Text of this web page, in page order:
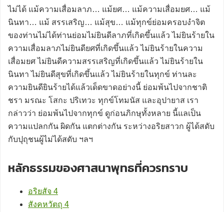
ไม่ได้ แม้ความเสื่อมลาภ… แม้ยศ… แม้ความเสื่อมยศ… แม้
นินทา… แม้ สรรเสริญ… แม้สุข… แม้ทุกข์ย่อมครอบงำจิต
ของท่านไม่ได้ท่านย่อมไม่ยินดีลาภที่เกิดขึ้นแล้ว ไม่ยินร้ายใน
ความเสื่อมลาภไม่ยินดียศที่เกิดขึ้นแล้ว ไม่ยินร้ายในความ
เสื่อมยศ ไม่ยินดีความสรรเสริญที่เกิดขึ้นแล้ว ไม่ยินร้ายใน
นินทา ไม่ยินดีสุขที่เกิดขึ้นแล้ว ไม่ยินร้ายในทุกข์ ท่านละ
ความยินดียินร้ายได้แล้วเด็ดขาดอย่างนี้ ย่อมพ้นไปจากชาติ
ชรา มรณะ โสกะ ปริเทวะ ทุกข์โทมนัส และอุปายาส เรา
กล่าวว่า ย่อมพ้นไปจากทุกข์ ดูก่อนภิกษุทั้งหลาย นี้แลเป็น
ความแปลกกัน ผิดกัน แตกต่างกัน ระหว่างอริยสาวก ผู้ได้สดับ
กับปุถุชนผู้ไม่ได้สดับ ฯลฯ
หลักธรรมของศาสนาพุทธที่ควรทราบ
อริยสัจ 4
สังคหวัตถุ 4